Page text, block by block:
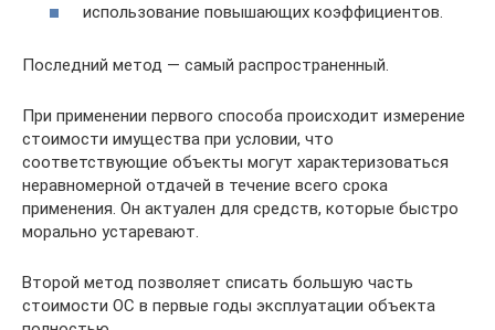
использование повышающих коэффициентов.
Последний метод — самый распространенный.
При применении первого способа происходит измерение
стоимости имущества при условии, что
соответствующие объекты могут характеризоваться
неравномерной отдачей в течение всего срока
применения. Он актуален для средств, которые быстро
морально устаревают.
Второй метод позволяет списать большую часть
стоимости ОС в первые годы эксплуатации объекта